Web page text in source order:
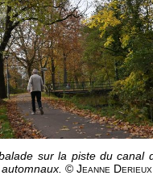
sur la piste du canal
© Jeanne